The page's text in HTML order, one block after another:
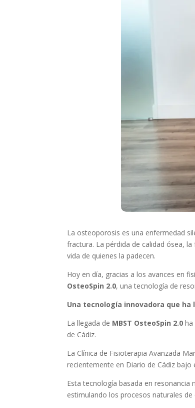
La osteoporosis es una enfermedad
fractura. La pérdida de calidad ósea,
vida de quienes la padecen.
Hoy en día, gracias a los avances en
OsteoSpin 2.0, una tecnología de
Una tecnología innovadora que ha
La llegada de MBST OsteoSpin 2.0 ha
de Cádiz.
La Clínica de Fisioterapia Avanzada
recientemente en Diario de Cádiz bajo
Esta tecnología basada en
estimulando los procesos naturales